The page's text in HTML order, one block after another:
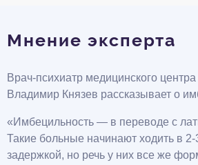
Мнение эксперта
Врач-психиатр медицинского
Владимир Князев рассказывает о
«Имбецильность — в переводе с
Такие больные начинают ходить в
задержкой, но речь у них все же